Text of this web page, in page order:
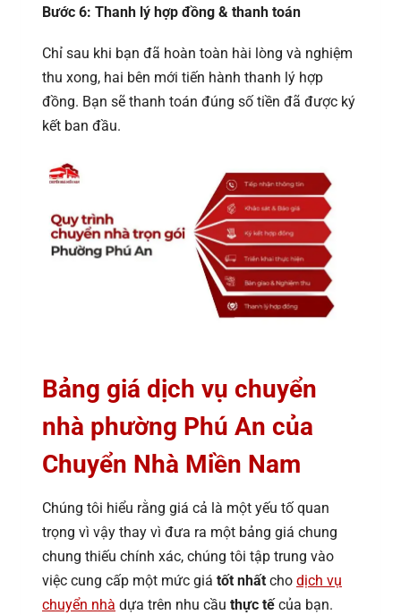
Bước 6: Thanh lý hợp đồng & thanh toán
Chỉ sau khi bạn đã hoàn toàn hài lòng và nghiệm
thu xong, hai bên mới tiến hành thanh lý hợp
đồng. Bạn sẽ thanh toán đúng số tiền đã được ký
kết ban đầu.
Bảng giá dịch vụ chuyển
nhà phường Phú An của
Chuyển Nhà Miền Nam
Chúng tôi hiểu rằng giá cả là một yếu tố quan
trọng vì vậy thay vì đưa ra một bảng giá chung
chung thiếu chính xác, chúng tôi tập trung vào
việc cung cấp một mức giá tốt nhất cho dịch vụ
chuyển nhà dựa trên nhu cầu thực tếcủa bạn.